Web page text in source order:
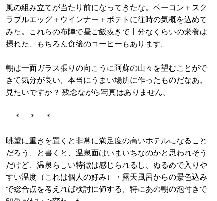
風の組み立てが当たり前になってきたな。ベーコン＋スク
ラブルエッグ＋ウインナー＋ポテトに往時の気概を込めて
みた。これらの布陣で昼ご飯抜きで十分なくらいの栄養は
摂れた。もちろん食後のコーヒーもあります。
朝は一面ガラス張りの向こうに阿蘇の山々を望むことがで
きて気分が良い。本当にうまい場所に作ったものだなあ。
見たいですか？ 残念ながら写真はありません。
＊ ＊ ＊
眺望に重きを置くと非常に満足度の高いホテルになること
だろう。と書くと、温泉面はいまいちなのかと思われそう
だけど、温泉らしい特徴は感じられるし、ぬるめで入りや
すい温度（これは個人の好み）・露天風呂からの景色込み
で総合点を考えれば検討に値する。特にあの朝の泡付きで